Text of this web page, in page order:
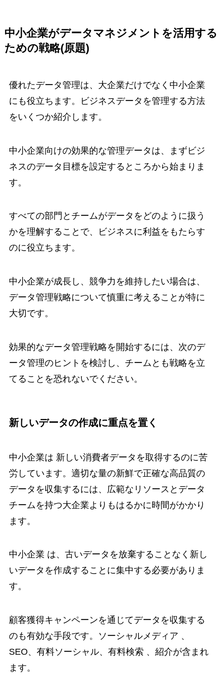
中小企業がデータマネジメントを活用する
ための戦略(原題)
優れたデータ管理は、大企業だけでなく中小企業
にも役立ちます。ビジネスデータを管理する方法
をいくつか紹介します。
中小企業向けの効果的な管理データは、まずビジ
ネスのデータ目標を設定するところから始まりま
す。
すべての部門とチームがデータをどのように扱う
かを理解することで、ビジネスに利益をもたらす
のに役立ちます。
中小企業が成長し、競争力を維持したい場合は、
データ管理戦略について慎重に考えることが特に
大切です。
効果的なデータ管理戦略を開始するには、次のデ
ータ管理のヒントを検討し、チームとも戦略を立
てることを恐れないでください。
新しいデータの作成に重点を置く
中小企業は 新しい消費者データを取得するのに苦
労しています。適切な量の新鮮で正確な高品質の
データを収集するには、広範なリソースとデータ
チームを持つ大企業よりもはるかに時間がかかり
ます。
中小企業 は、古いデータを放棄することなく新し
いデータを作成することに集中する必要がありま
す。
顧客獲得キャンペーンを通じてデータを収集する
のも有効な手段です。ソーシャルメディア 、
SEO、有料ソーシャル、有料検索 、紹介が含まれ
ます。